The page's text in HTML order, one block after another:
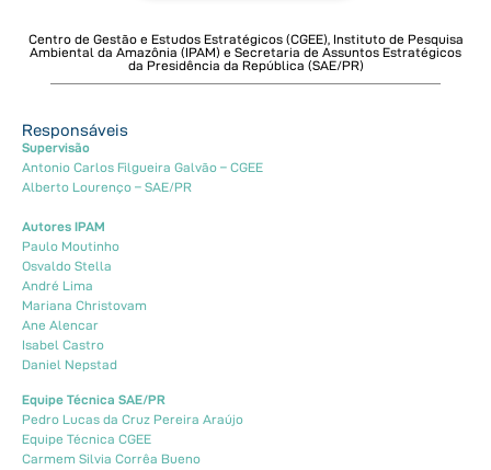
Centro de Gestão e Estudos Estratégicos (CGEE), Instituto de Pesquisa
Ambiental da Amazônia (IPAM) e Secretaria de Assuntos Estratégicos
da Presidência da República (SAE/PR)
Responsáveis
Supervisão
Antonio Carlos Filgueira Galvão – CGEE
Alberto Lourenço – SAE/PR
Autores IPAM
Paulo Moutinho
Osvaldo Stella
André Lima
Mariana Christovam
Ane Alencar
Isabel Castro
Daniel Nepstad
Equipe Técnica SAE/PR
Pedro Lucas da Cruz Pereira Araújo
Equipe Técnica CGEE
Carmem Silvia Corrêa Bueno